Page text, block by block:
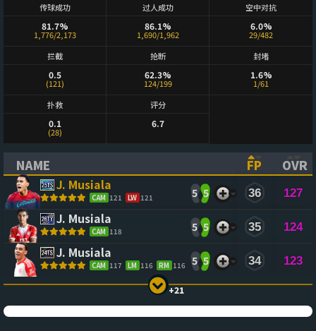
传球成功
81.7%
1,776/2,173
过人成功
86.1%
1,690/1,962
空中对抗
6.0%
29/482
拦截
0.5
(121)
抢断
62.3%
124/199
封堵
1.6%
1/61
扑救
0.1
(28)
评分
6.7
NAME
(CLICK TO SORT ASCENDING)
FP
OVR
J. Musiala
CAM 121 LW 121 5 5 36 127
J. Musiala
CAM 118 5 5 35 124
J. Musiala
CAM 117 LM 116 RM 116 5 5 34 123
+21